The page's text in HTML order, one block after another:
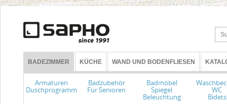
BADEZIMMER KÜCHE WAND UND BODENFLIESEN
Armaturen
Duschprogramm
Badzubehör
Für Senioren
Badmöbel
Spiegel
Beleuchtung
WC
Bidets